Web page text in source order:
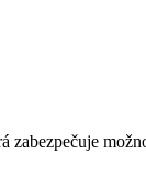
zabezpečuje